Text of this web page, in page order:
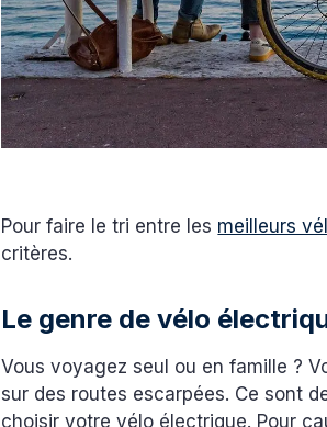
Pour faire le tri entre les meilleurs
critères.
Le genre de vélo
Vous voyagez seul ou en famille ?
sur des routes escarpées. Ce sont
choisir votre vélo électrique. Pour